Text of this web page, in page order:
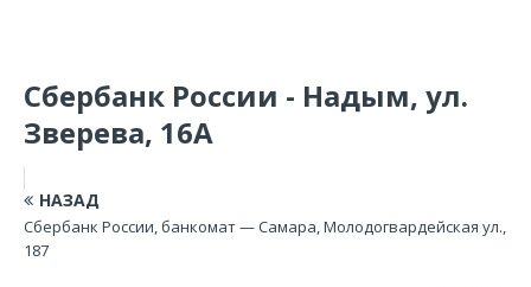
Сбербанк России - Надым, ул.
Зверева, 16А
НАЗАД
Сбербанк России, банкомат — Самара, Молодогвардейская ул.,
187